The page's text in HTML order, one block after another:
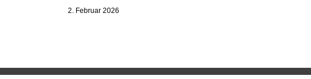
2. Februar 2026